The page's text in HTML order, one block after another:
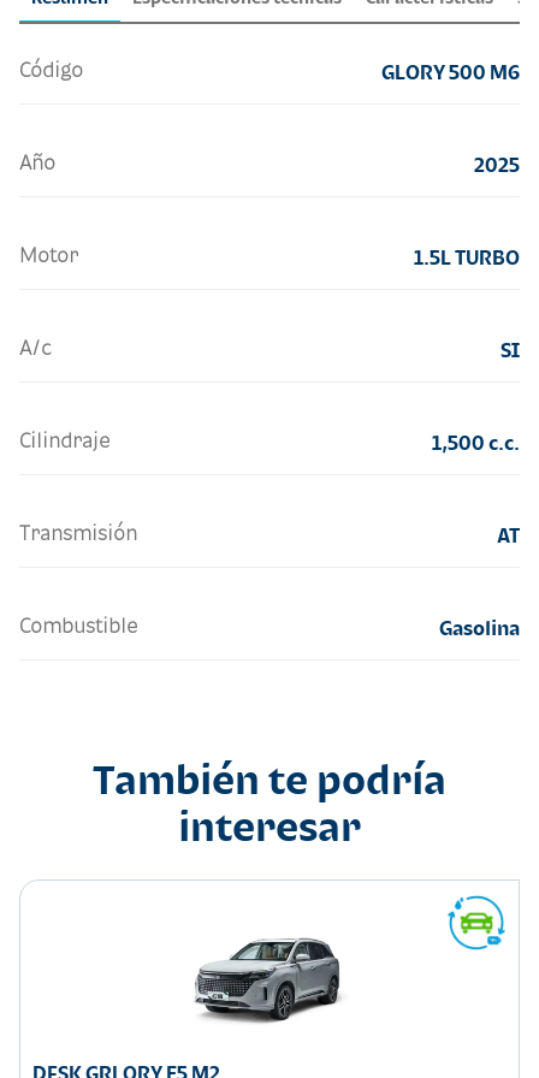
Código GLORY 500 M6
Año 2025
Motor 1.5L TURBO
A/c SI
Cilindraje 1,500 c.c.
Transmisión AT
Combustible Gasolina
También te podría
interesar
DFSK GRLORY E5 M2